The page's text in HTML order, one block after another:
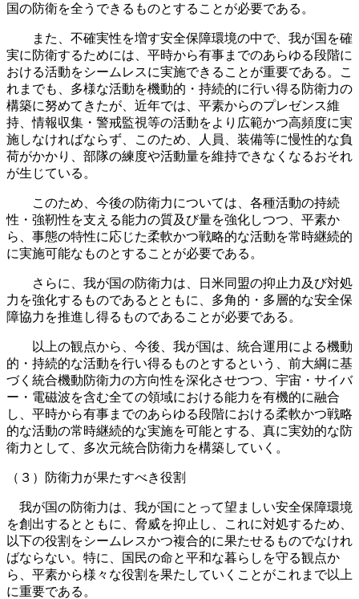
国の防衛を全うできるものとすることが必要である。
また、不確実性を増す安全保障環境の中で、我が国を確
実に防衛するためには、平時から有事までのあらゆる段階に
おける活動をシームレスに実施できることが重要である。こ
れまでも、多様な活動を機動的・持続的に行い得る防衛力の
構築に努めてきたが、近年では、平素からのプレゼンス維
持、情報収集・警戒監視等の活動をより広範かつ高頻度に実
施しなければならず、このため、人員、装備等に慢性的な負
荷がかかり、部隊の練度や活動量を維持できなくなるおそれ
が生じている。
このため、今後の防衛力については、各種活動の持続
性・強靭性を支える能力の質及び量を強化しつつ、平素か
ら、事態の特性に応じた柔軟かつ戦略的な活動を常時継続的
に実施可能なものとすることが必要である。
さらに、我が国の防衛力は、日米同盟の抑止力及び対処
力を強化するものであるとともに、多角的・多層的な安全保
障協力を推進し得るものであることが必要である。
以上の観点から、今後、我が国は、統合運用による機動
的・持続的な活動を行い得るものとするという、前大綱に基
づく統合機動防衛力の方向性を深化させつつ、宇宙・サイバ
ー・電磁波を含む全ての領域における能力を有機的に融合
し、平時から有事までのあらゆる段階における柔軟かつ戦略
的な活動の常時継続的な実施を可能とする、真に実効的な防
衛力として、多次元統合防衛力を構築していく。
（３）防衛力が果たすべき役割
我が国の防衛力は、我が国にとって望ましい安全保障環境
を創出するとともに、脅威を抑止し、これに対処するため、
以下の役割をシームレスかつ複合的に果たせるものでなけれ
ばならない。特に、国民の命と平和な暮らしを守る観点か
ら、平素から様々な役割を果たしていくことがこれまで以上
に重要である。